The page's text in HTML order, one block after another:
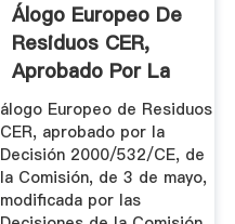
Álogo Europeo De
Residuos CER,
Aprobado Por La
Decisión ...
álogo Europeo de Residuos
CER, aprobado por la
Decisión 2000/532/CE, de
la Comisión, de 3 de mayo,
modificada por las